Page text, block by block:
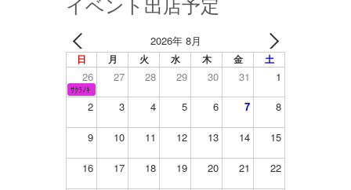
イベント出店予定
2026年 8月
日 月 火 水 木 金 土
26 27 28 29 30 31 1
ｻｸﾗﾉｷ
2 3 4 5 6 7 8
9 10 11 12 13 14 15
16 17 18 19 20 21 22